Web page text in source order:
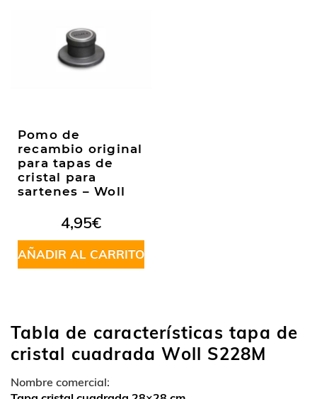
Pomo de
recambio original
para tapas de
cristal para
sartenes – Woll
4,95€
AÑADIR AL CARRITO
Tabla de características tapa de
cristal cuadrada Woll S228M
Nombre comercial: